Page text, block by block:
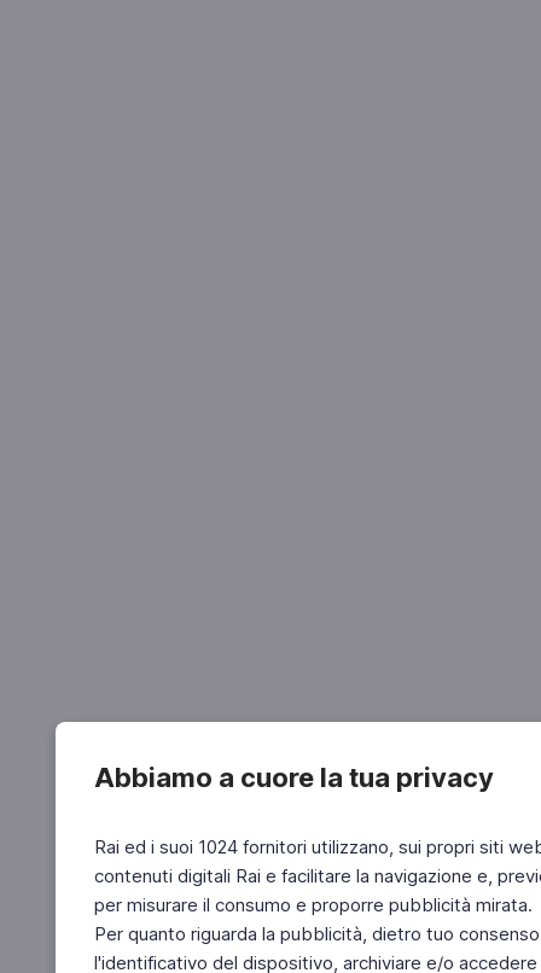
Abbiamo a cuore la tua privacy
Rai ed i suoi 1024 fornitori utilizzano, sui propri siti
contenuti digitali Rai e facilitare la navigazione e,
per misurare il consumo e proporre pubblicità mirata.
Per quanto riguarda la pubblicità, dietro tuo
l'identificativo del dispositivo, archiviare e/o